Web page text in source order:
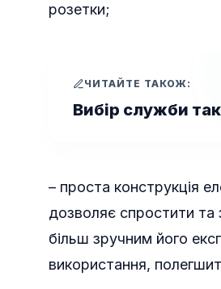
розетки;
ЧИТАЙТЕ ТАКОЖ:
Вибір служби
– проста конструкція
дозволяє спростити та
більш зручним його
використання,